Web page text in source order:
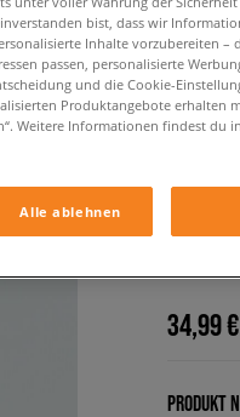
34,99 €
PRODUKT
bist, dass wir
Inhalte vorzubereiten –
passen, personalisierte
und die Cookie-
Produktangebote erhalten
Weitere Informationen findest du
Alle ablehnen